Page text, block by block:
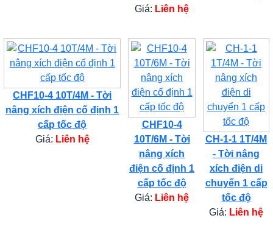
Giá: Liên hệ
CHF10-4 10T/4M - Tời
nâng xích điện cố định 1
cấp tốc độ
Giá: Liên hệ
CHF10-4
10T/6M - Tời
nâng xích
điện cố định 1
cấp tốc độ
Giá: Liên hệ
CH-1-1 1T/4M
- Tời nâng
xích điện di
chuyển 1 cấp
tốc độ
Giá: Liên hệ